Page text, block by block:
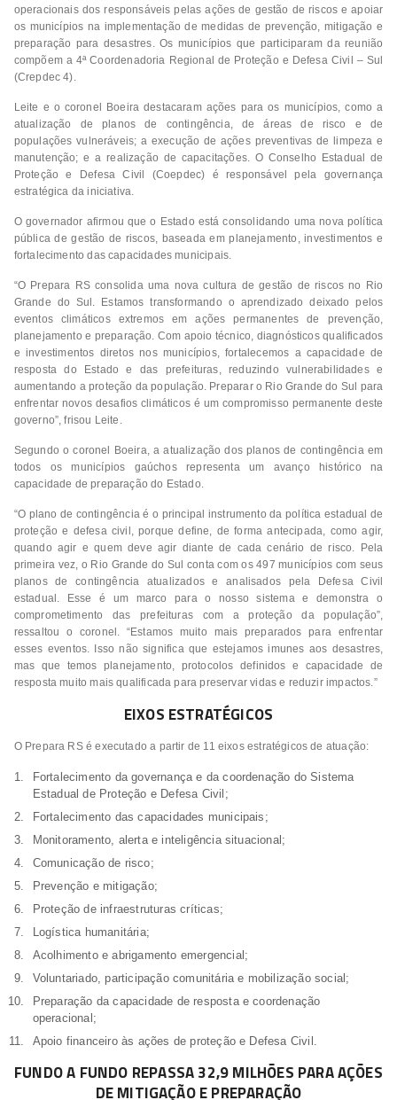
operacionais dos responsáveis pelas ações de gestão de riscos e apoiar
os municípios na implementação de medidas de prevenção, mitigação e
preparação para desastres. Os municípios que participaram da reunião
compõem a 4ª Coordenadoria Regional de Proteção e Defesa Civil – Sul
(Crepdec 4).
Leite e o coronel Boeira destacaram ações para os municípios, como a
atualização de planos de contingência, de áreas de risco e de
populações vulneráveis; a execução de ações preventivas de limpeza e
manutenção; e a realização de capacitações. O Conselho Estadual de
Proteção e Defesa Civil (Coepdec) é responsável pela governança
estratégica da iniciativa.
O governador afirmou que o Estado está consolidando uma nova política
pública de gestão de riscos, baseada em planejamento, investimentos e
fortalecimento das capacidades municipais.
“O Prepara RS consolida uma nova cultura de gestão de riscos no Rio
Grande do Sul. Estamos transformando o aprendizado deixado pelos
eventos climáticos extremos em ações permanentes de prevenção,
planejamento e preparação. Com apoio técnico, diagnósticos qualificados
e investimentos diretos nos municípios, fortalecemos a capacidade de
resposta do Estado e das prefeituras, reduzindo vulnerabilidades e
aumentando a proteção da população. Preparar o Rio Grande do Sul para
enfrentar novos desafios climáticos é um compromisso permanente deste
governo”, frisou Leite.
Segundo o coronel Boeira, a atualização dos planos de contingência em
todos os municípios gaúchos representa um avanço histórico na
capacidade de preparação do Estado.
“O plano de contingência é o principal instrumento da política estadual de
proteção e defesa civil, porque define, de forma antecipada, como agir,
quando agir e quem deve agir diante de cada cenário de risco. Pela
primeira vez, o Rio Grande do Sul conta com os 497 municípios com seus
planos de contingência atualizados e analisados pela Defesa Civil
estadual. Esse é um marco para o nosso sistema e demonstra o
comprometimento das prefeituras com a proteção da população”,
ressaltou o coronel. “Estamos muito mais preparados para enfrentar
esses eventos. Isso não significa que estejamos imunes aos desastres,
mas que temos planejamento, protocolos definidos e capacidade de
resposta muito mais qualificada para preservar vidas e reduzir impactos.”
EIXOS ESTRATÉGICOS
O Prepara RS é executado a partir de 11 eixos estratégicos de atuação:
Fortalecimento da governança e da coordenação do Sistema
Estadual de Proteção e Defesa Civil;
Fortalecimento das capacidades municipais;
Monitoramento, alerta e inteligência situacional;
Comunicação de risco;
Prevenção e mitigação;
Proteção de infraestruturas críticas;
Logística humanitária;
Acolhimento e abrigamento emergencial;
Voluntariado, participação comunitária e mobilização social;
Preparação da capacidade de resposta e coordenação
operacional;
Apoio financeiro às ações de proteção e Defesa Civil.
FUNDO A FUNDO REPASSA 32,9 MILHÕES PARA AÇÕES
DE MITIGAÇÃO E PREPARAÇÃO